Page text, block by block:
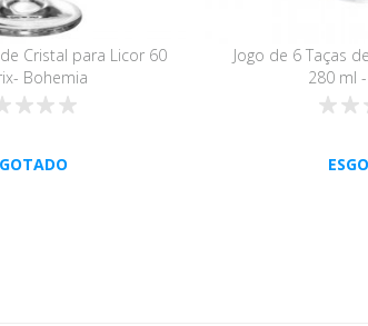
Cristal para Licor 60
Bohemia
Jogo de 6 Taças
280 ml